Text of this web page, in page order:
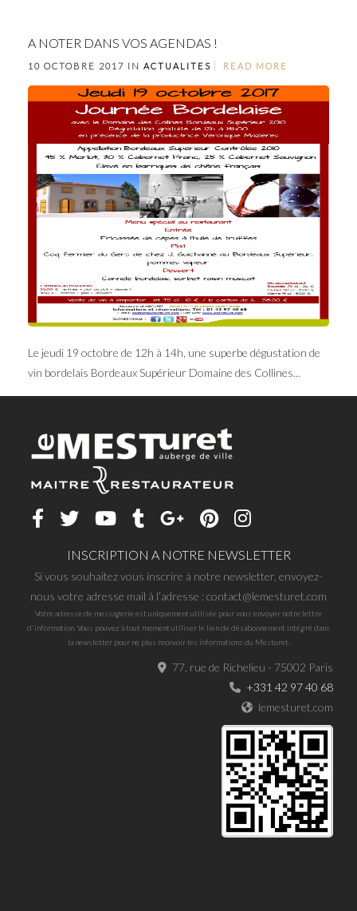
A NOTER DANS VOS AGENDAS !
10 OCTOBRE 2017 IN ACTUALITES READ MORE
Le jeudi 19 octobre de 12h à 14h, une superbe dégustation de
vin bordelais Bordeaux Supérieur Domaine des Collines...
INSCRIPTION A NOTRE NEWSLETTER
Si vous souhaitez vous inscrire à notre newsletter, envoyez-
nous votre adresse mail à l’adresse : contact@lemesturet.com
Votre adresse de messagerie est uniquement utilisée pour vous envoyer notre lettre
d'information. Vous pouvez à tout moment utiliser le lien de désabonnement intégré dans
la newsletter pour ne plus recevoir les informations du Mesturet.
77, rue de Richelieu - 75002 Paris
+331 42 97 40 68
lemesturet.com